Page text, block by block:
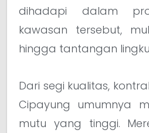
dihadapi dalam
kawasan tersebut,
hingga tantangan
Dari segi kualitas,
Cipayung umumnya
mutu yang tinggi.